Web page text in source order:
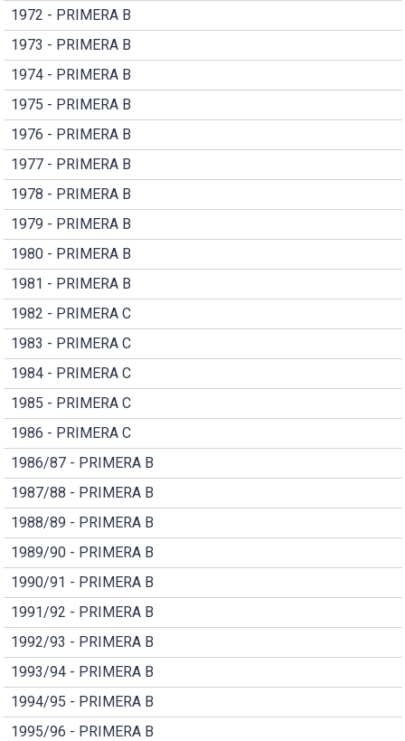
1972 - PRIMERA B
1973 - PRIMERA B
1974 - PRIMERA B
1975 - PRIMERA B
1976 - PRIMERA B
1977 - PRIMERA B
1978 - PRIMERA B
1979 - PRIMERA B
1980 - PRIMERA B
1981 - PRIMERA B
1982 - PRIMERA C
1983 - PRIMERA C
1984 - PRIMERA C
1985 - PRIMERA C
1986 - PRIMERA C
1986/87 - PRIMERA B
1987/88 - PRIMERA B
1988/89 - PRIMERA B
1989/90 - PRIMERA B
1990/91 - PRIMERA B
1991/92 - PRIMERA B
1992/93 - PRIMERA B
1993/94 - PRIMERA B
1994/95 - PRIMERA B
1995/96 - PRIMERA B